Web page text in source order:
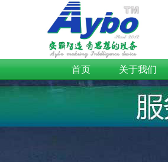
首页 关于我们